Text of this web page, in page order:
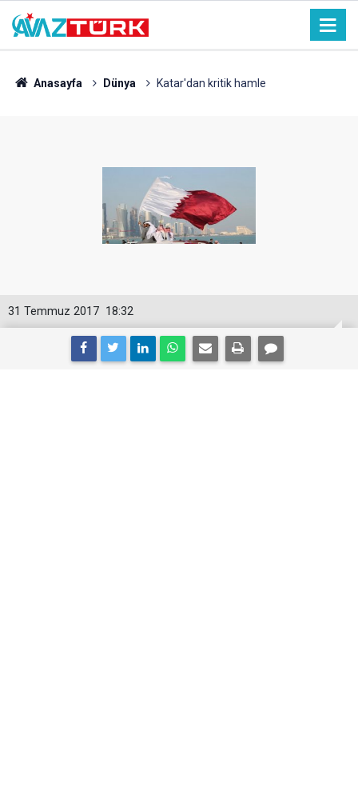
Anasayfa Dünya Katar'dan kritik hamle
18:32
31 Temmuz 2017